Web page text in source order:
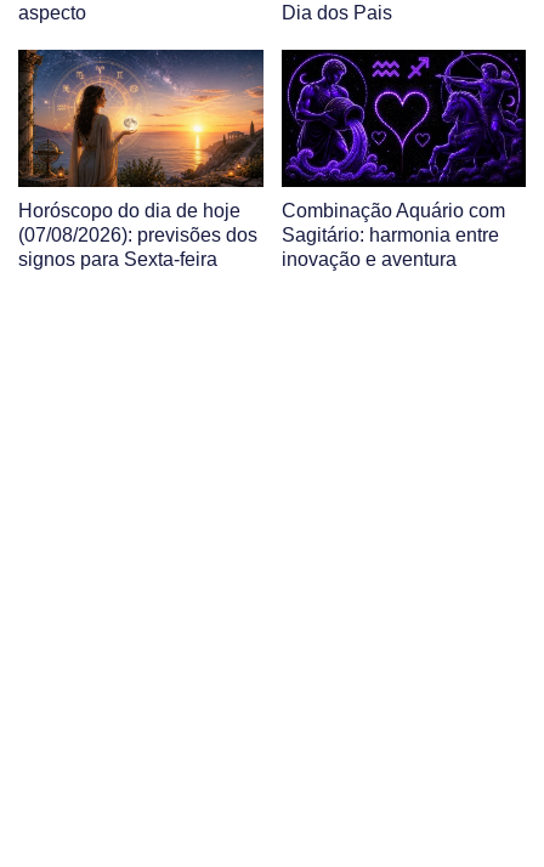
aspecto
Dia dos Pais
Horóscopo do dia de hoje
(07/08/2026): previsões dos
signos para Sexta-feira
Combinação Aquário com
Sagitário: harmonia entre
inovação e aventura